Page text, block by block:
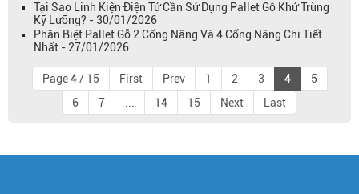
Tại Sao Linh Kiện Điện Tử Cần Sử Dụng Pallet Gỗ Khử Trùng
Kỹ Lưỡng? - 30/01/2026
Phân Biệt Pallet Gỗ 2 Cổng Nâng Và 4 Cổng Nâng Chi Tiết
Nhất - 27/01/2026
Page 4 / 15 First Prev 1 2 3 4
5
6
7 14 15 Next Last